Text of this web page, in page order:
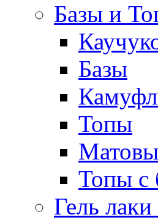
Базы и
Базы
Топы
Топы с
Гель